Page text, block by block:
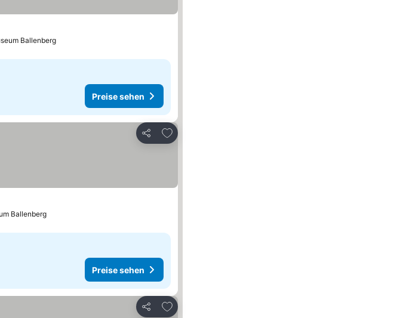
Ballenberg
Preise sehen
Teilen
Zu Favoriten hinzufügen
Ballenberg
Preise sehen
Teilen
Zu Favoriten hinzufügen